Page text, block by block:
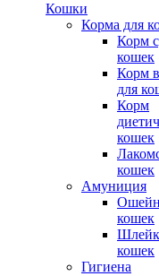
Кошки
Корма для
Корм
кошек
Корм
для
Корм
кошек
кошек
Амуниция
кошек
кошек
Гигиена